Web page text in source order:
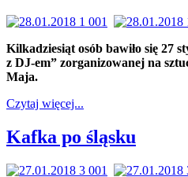
Kilkadziesiąt osób bawiło się 27
z DJ-em” zorganizowanej na
Maja.
Czytaj więcej...
Kafka po śląsku